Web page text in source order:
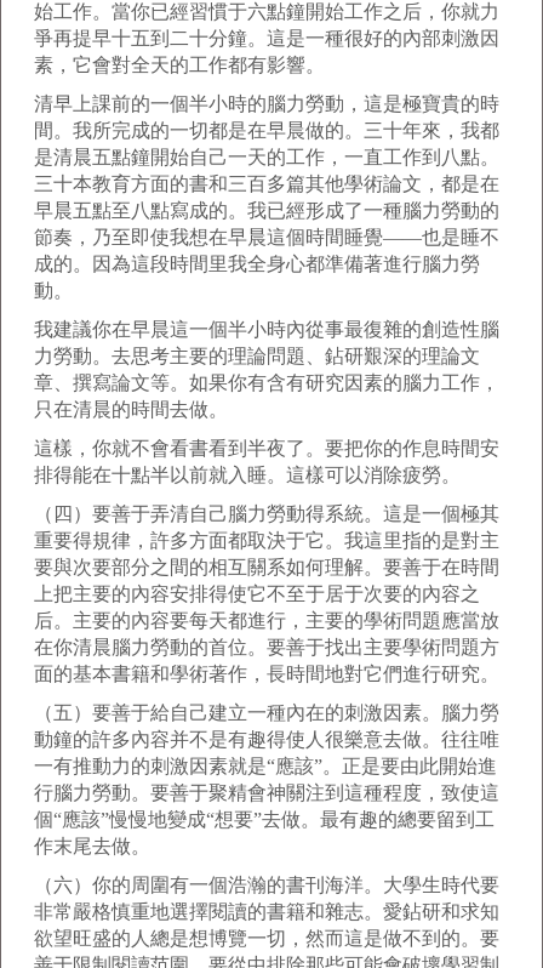
始工作。當你已經習慣于六點鐘開始工作之后，你就力
爭再提早十五到二十分鐘。這是一種很好的內部刺激因
素，它會對全天的工作都有影響。
清早上課前的一個半小時的腦力勞動，這是極寶貴的時
間。我所完成的一切都是在早晨做的。三十年來，我都
是清晨五點鐘開始自己一天的工作，一直工作到八點。
三十本教育方面的書和三百多篇其他學術論文，都是在
早晨五點至八點寫成的。我已經形成了一種腦力勞動的
節奏，乃至即使我想在早晨這個時間睡覺——也是睡不
成的。因為這段時間里我全身心都準備著進行腦力勞
動。
我建議你在早晨這一個半小時內從事最復雜的創造性腦
力勞動。去思考主要的理論問題、鉆研艱深的理論文
章、撰寫論文等。如果你有含有研究因素的腦力工作，
只在清晨的時間去做。
這樣，你就不會看書看到半夜了。要把你的作息時間安
排得能在十點半以前就入睡。這樣可以消除疲勞。
（四）要善于弄清自己腦力勞動得系統。這是一個極其
重要得規律，許多方面都取決于它。我這里指的是對主
要與次要部分之間的相互關系如何理解。要善于在時間
上把主要的內容安排得使它不至于居于次要的內容之
后。主要的內容要每天都進行，主要的學術問題應當放
在你清晨腦力勞動的首位。要善于找出主要學術問題方
面的基本書籍和學術著作，長時間地對它們進行研究。
（五）要善于給自己建立一種內在的刺激因素。腦力勞
動鐘的許多內容并不是有趣得使人很樂意去做。往往唯
一有推動力的刺激因素就是“應該”。正是要由此開始進
行腦力勞動。要善于聚精會神關注到這種程度，致使這
個“應該”慢慢地變成“想要”去做。最有趣的總要留到工
作末尾去做。
（六）你的周圍有一個浩瀚的書刊海洋。大學生時代要
非常嚴格慎重地選擇閱讀的書籍和雜志。愛鉆研和求知
欲望旺盛的人總是想博覽一切，然而這是做不到的。要